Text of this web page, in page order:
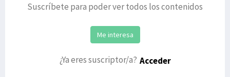
Suscríbete para poder ver todos los contenidos
Me interesa
¿Ya eres suscriptor/a? Acceder